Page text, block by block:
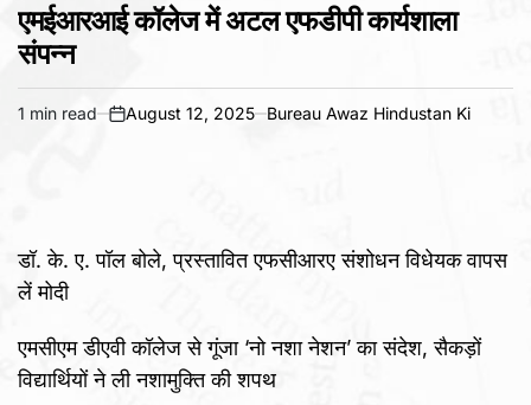
एमईआरआई कॉलेज में अटल एफडीपी कार्यशाला
संपन्न
Estimated
1 min read
on
August 12, 2025 Bureau Awaz Hindustan Ki
डॉ. के. ए. पॉल बोले, प्रस्तावित एफसीआरए संशोधन विधेयक वापस
लें मोदी
एमसीएम डीएवी कॉलेज से गूंजा ‘नो नशा नेशन’ का संदेश, सैकड़ों
विद्यार्थियों ने ली नशामुक्ति की शपथ